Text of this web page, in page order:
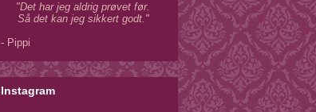
"Det har jeg aldrig prøvet før.
Så det kan jeg sikkert godt."
- Pippi
Instagram